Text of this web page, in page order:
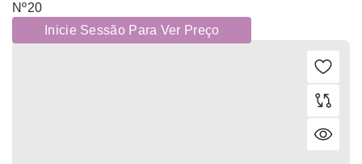
Nº20
Inicie Sessão Para Ver Preço